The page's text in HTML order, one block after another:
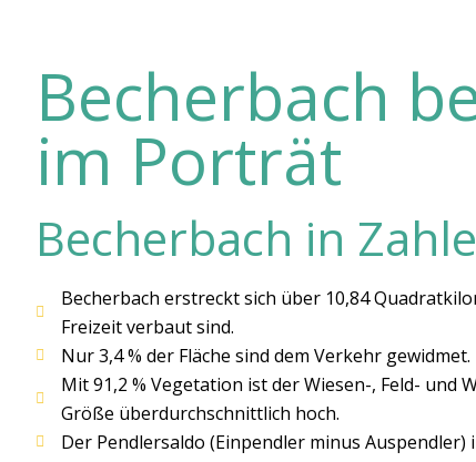
Becherbach
im Porträt
Becherbach in
Becherbach erstreckt sich über 10,84
Freizeit verbaut sind.
Nur 3,4 % der Fläche sind dem Verkehr gewidmet.
Mit 91,2 % Vegetation ist der Wiesen-, Feld- und
Größe überdurchschnittlich hoch.
Der Pendlersaldo (Einpendler minus